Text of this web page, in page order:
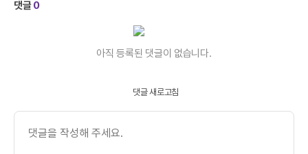
댓글0
아직 등록된 댓글이 없습니다.
댓글 새로고침